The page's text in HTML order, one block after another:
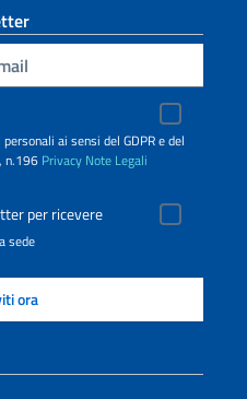
ai sensi del GDPR e del
n.196 Privacy Note Legali
per ricevere
sede